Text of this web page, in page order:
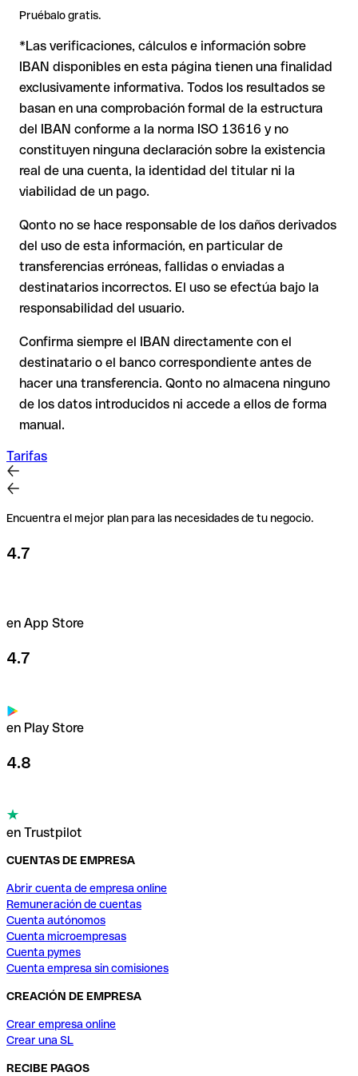
Nota: en transferencias en divisas extranjeras (por ejemplo,
USD o GBP) pueden aplicarse comisiones de cambio
adicionales. Consulta previamente las condiciones vigentes
con Issue with interpolation.
Consejo: Antes de hacer una transferencia, confirma el IBAN
relaciones comerciales o con importes elevados.
2. IBAN formalmente válido pero incorrecto
casualmente forma otra combinación formalmente válida, la
transferencia se ejecuta hacia una cuenta ajena. En ese caso:
El banco receptor está obligado a colaborar en la
Tu entidad puede iniciar un proceso de reclamación a
destinatario ya ha retirado el dinero.
En transferencias internacionales fuera del área SEPA,
la recuperación es considerablemente más compleja y
conlleva comisiones adicionales.
Recomendación: Verifica siempre el IBAN antes de una
transferencia con nuestro
Verificador de IBAN
gratuito y, en
caso de duda, confírmalo directamente con el destinatario.
Esta precaución es especialmente importante con importes
elevados o en nuevas relaciones comerciales.
Pruébalo gratis.
*Las verificaciones, cálculos e información sobre
IBAN disponibles en esta página tienen una finalidad
exclusivamente informativa. Todos los resultados se
basan en una comprobación formal de la estructura
del IBAN conforme a la norma ISO 13616 y no
constituyen ninguna declaración sobre la existencia
real de una cuenta, la identidad del titular ni la
viabilidad de un pago.
Qonto no se hace responsable de los daños derivados
del uso de esta información, en particular de
transferencias erróneas, fallidas o enviadas a
destinatarios incorrectos. El uso se efectúa bajo la
responsabilidad del usuario.
Confirma siempre el IBAN directamente con el
destinatario o el banco correspondiente antes de
hacer una transferencia. Qonto no almacena ninguno
de los datos introducidos ni accede a ellos de forma
manual.
Tarifas
Encuentra el mejor plan para las necesidades de tu negocio.
4.7
en App Store
4.7
en Play Store
4.8
en Trustpilot
CUENTAS DE EMPRESA
Abrir cuenta de empresa online
Remuneración de cuentas
Cuenta autónomos
Cuenta microempresas
Cuenta pymes
Cuenta empresa sin comisiones
CREACIÓN DE EMPRESA
Crear empresa online
Crear una SL
RECIBE PAGOS